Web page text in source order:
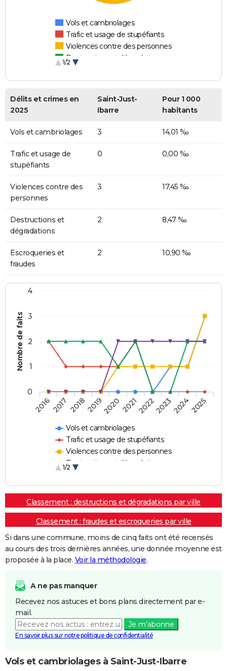
Vols et cambriolages
Trafic et usage de stupéfiants
Violences contre des personnes
Destructions et dégradations
1/2
Délits et crimes en
2025
Saint-Just-
Ibarre
Pour 1 000
habitants
Vols et cambriolages 3 14,01 ‰
Trafic et usage de
stupéfiants
0 0,00 ‰
Violences contre des
personnes
3 17,45 ‰
Destructions et
dégradations
2 8,47 ‰
Escroqueries et
fraudes
2 10,90 ‰
Nombre de faits
Vols et cambriolages
Trafic et usage de stupéfiants
Violences contre des personnes
Destructions et dégradations
1/2
20162017 20182019202020212022202320242025
0
1
2
3
4
Classement : destructions et dégradations par ville
Classement : fraudes et escroqueries par ville
Si dans une commune, moins de cinq faits ont été recensés
au cours des trois dernières années, une donnée moyenne est
proposée à la place. Voir la méthodologie.
A ne pas manquer
Recevez nos astuces et bons plans directement par e-
mail.
Je m'abonne
En savoir plus sur notre politique de confidentialité
Vols et cambriolages à Saint-Just-Ibarre